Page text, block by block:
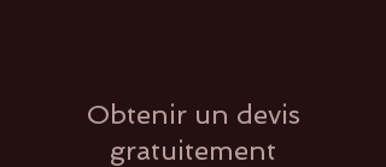
Obtenir un devis
gratuitement